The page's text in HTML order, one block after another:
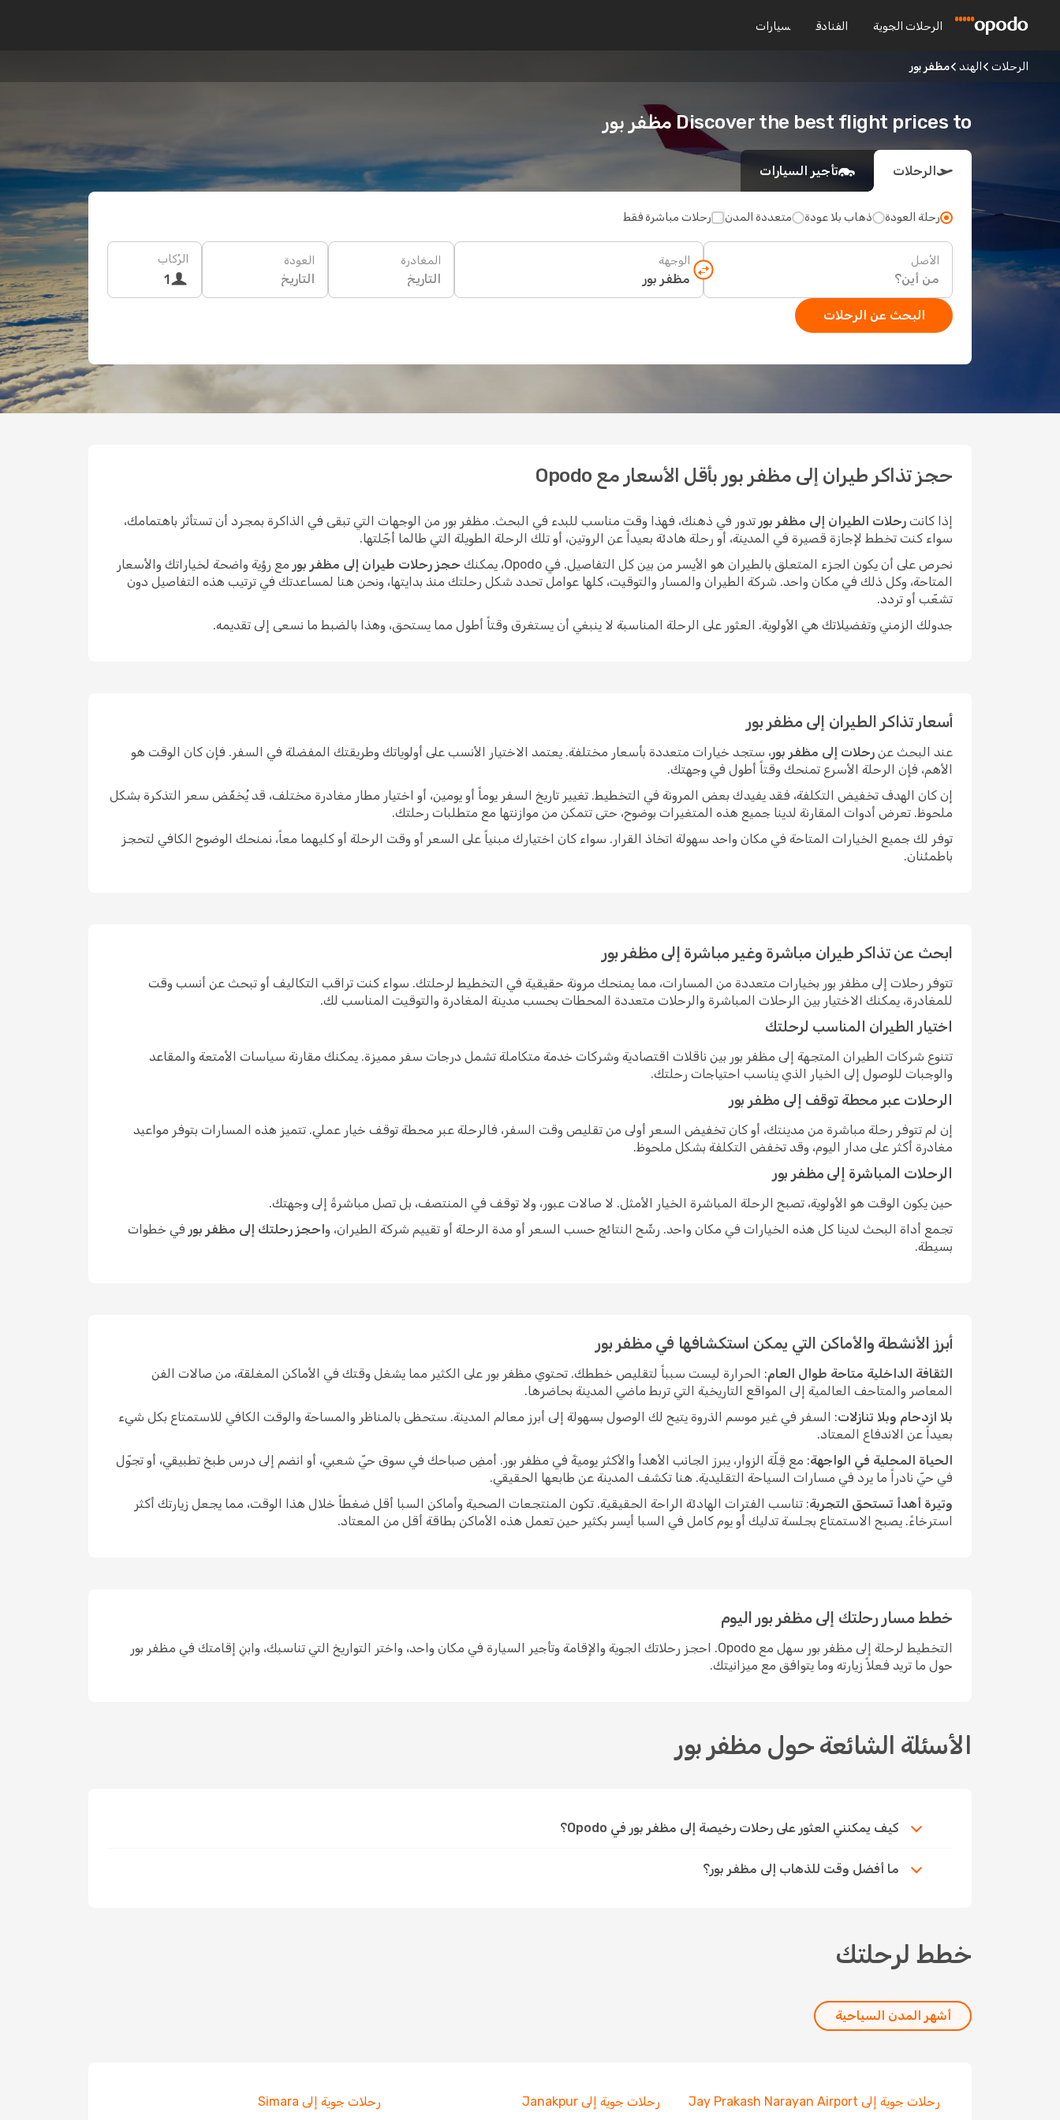
الرحلات الجوية الفنادق سيارات
الرحلات الهند مظفر بور
Discover the best flight prices to مظفر بور
الرحلات تأجير السيارات
رحلة العودة ذهاب بلا عودة متعددة المدن رحلات مباشرة فقط
الأصل الوجهة المغادرة
التاريخ
العودة
التاريخ
الرُكاب
1
البحث عن الرحلات
حجز تذاكر طيران إلى مظفر بور بأقل الأسعار مع Opodo
إذا كانت رحلات الطيران إلى مظفر بور تدور في ذهنك، فهذا وقت مناسب للبدء في البحث. مظفر بور من الوجهات التي تبقى في الذاكرة بمجرد أن تستأثر باهتمامك،
سواء كنت تخطط لإجازة قصيرة في المدينة، أو رحلة هادئة بعيداً عن الروتين، أو تلك الرحلة الطويلة التي طالما أجّلتها.
نحرص على أن يكون الجزء المتعلق بالطيران هو الأيسر من بين كل التفاصيل. في Opodo، يمكنك
حجز رحلات طيران إلى مظفر بور مع رؤية واضحة لخياراتك والأسعار
المتاحة، وكل ذلك في مكان واحد. شركة الطيران والمسار والتوقيت، كلها عوامل تحدد شكل رحلتك منذ بدايتها، ونحن هنا لمساعدتك في ترتيب هذه التفاصيل دون
تشعّب أو تردد.
جدولك الزمني وتفضيلاتك هي الأولوية. العثور على الرحلة المناسبة لا ينبغي أن يستغرق وقتاً أطول مما يستحق، وهذا بالضبط ما نسعى إلى تقديمه.
أسعار تذاكر الطيران إلى مظفر بور
عند البحث عن رحلات إلى مظفر بور، ستجد خيارات متعددة بأسعار مختلفة. يعتمد الاختيار الأنسب على أولوياتك وطريقتك المفضلة في السفر. فإن كان الوقت هو
الأهم، فإن الرحلة الأسرع تمنحك وقتاً أطول في وجهتك.
إن كان الهدف تخفيض التكلفة، فقد يفيدك بعض المرونة في التخطيط. تغيير تاريخ السفر يوماً أو يومين، أو اختيار مطار مغادرة مختلف، قد يُخفّض سعر التذكرة بشكل
ملحوظ. تعرض أدوات المقارنة لدينا جميع هذه المتغيرات بوضوح، حتى تتمكن من موازنتها مع متطلبات رحلتك.
توفر لك جميع الخيارات المتاحة في مكان واحد سهولة اتخاذ القرار. سواء كان اختيارك مبنياً على السعر أو وقت الرحلة أو كليهما معاً، نمنحك الوضوح الكافي لتحجز
باطمئنان.
ابحث عن تذاكر طيران مباشرة وغير مباشرة إلى مظفر بور
تتوفر رحلات إلى مظفر بور بخيارات متعددة من المسارات، مما يمنحك مرونة حقيقية في التخطيط لرحلتك. سواء كنت تراقب التكاليف أو تبحث عن أنسب وقت
للمغادرة، يمكنك الاختيار بين الرحلات المباشرة والرحلات متعددة المحطات بحسب مدينة المغادرة والتوقيت المناسب لك.
اختيار الطيران المناسب لرحلتك
تتنوع شركات الطيران المتجهة إلى مظفر بور بين ناقلات اقتصادية وشركات خدمة متكاملة تشمل درجات سفر مميزة. يمكنك مقارنة سياسات الأمتعة والمقاعد
والوجبات للوصول إلى الخيار الذي يناسب احتياجات رحلتك.
الرحلات عبر محطة توقف إلى مظفر بور
إن لم تتوفر رحلة مباشرة من مدينتك، أو كان تخفيض السعر أولى من تقليص وقت السفر، فالرحلة عبر محطة توقف خيار عملي. تتميز هذه المسارات بتوفر مواعيد
مغادرة أكثر على مدار اليوم، وقد تخفض التكلفة بشكل ملحوظ.
الرحلات المباشرة إلى مظفر بور
حين يكون الوقت هو الأولوية، تصبح الرحلة المباشرة الخيار الأمثل. لا صالات عبور، ولا توقف في المنتصف، بل تصل مباشرةً إلى وجهتك.
تجمع أداة البحث لدينا كل هذه الخيارات في مكان واحد. رشّح النتائج حسب السعر أو مدة الرحلة أو تقييم شركة الطيران، واحجز رحلتك إلى مظفر بور في خطوات
بسيطة.
أبرز الأنشطة والأماكن التي يمكن استكشافها في مظفر بور
الثقافة الداخلية متاحة طوال العام: الحرارة ليست سبباً لتقليص خططك. تحتوي مظفر بور على الكثير مما يشغل وقتك في الأماكن المغلقة، من صالات الفن
المعاصر والمتاحف العالمية إلى المواقع التاريخية التي تربط ماضي المدينة بحاضرها.
بلا ازدحام وبلا تنازلات: السفر في غير موسم الذروة يتيح لك الوصول بسهولة إلى أبرز معالم المدينة. ستحظى بالمناظر والمساحة والوقت الكافي للاستمتاع بكل شيء
بعيداً عن الاندفاع المعتاد.
الحياة المحلية في الواجهة: مع قِلّة الزوار، يبرز الجانب الأهدأ والأكثر يوميةً في مظفر بور. أمضِ صباحك في سوق حيّ شعبي، أو انضم إلى درس طبخ تطبيقي، أو تجوّل
في حيّ نادراً ما يرد في مسارات السياحة التقليدية. هنا تكشف المدينة عن طابعها الحقيقي.
وتيرة أهدأ تستحق التجربة: تناسب الفترات الهادئة الراحة الحقيقية. تكون المنتجعات الصحية وأماكن السبا أقل ضغطاً خلال هذا الوقت، مما يجعل زيارتك أكثر
استرخاءً. يصبح الاستمتاع بجلسة تدليك أو يوم كامل في السبا أيسر بكثير حين تعمل هذه الأماكن بطاقة أقل من المعتاد.
خطط مسار رحلتك إلى مظفر بور اليوم
التخطيط لرحلة إلى مظفر بور سهل مع Opodo. احجز رحلاتك الجوية والإقامة وتأجير السيارة في مكان واحد، واختر التواريخ التي تناسبك، وابنِ إقامتك في مظفر بور
حول ما تريد فعلاً زيارته وما يتوافق مع ميزانيتك.
الأسئلة الشائعة حول مظفر بور
كيف يمكنني العثور على رحلات رخيصة إلى مظفر بور في Opodo؟
ما أفضل وقت للذهاب إلى مظفر بور؟
خطط لرحلتك
أشهر المدن السياحية
رحلات جوية إلى Jay Prakash Narayan Airport رحلات جوية إلى Janakpur رحلات جوية إلى Simara